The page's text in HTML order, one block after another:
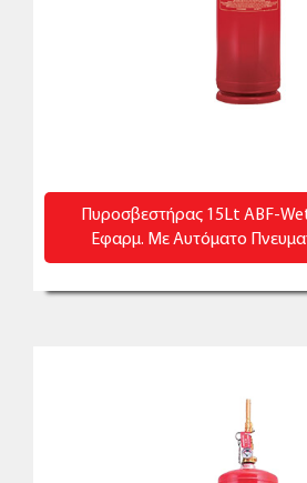
Πυροσβεστήρας 15Lt ABF-
Εφαρμ. Με Αυτόματο